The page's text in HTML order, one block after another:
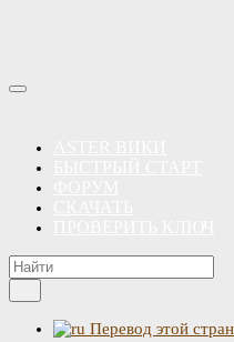
Перевод этой